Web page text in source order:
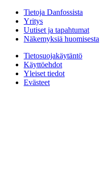
Tietoja Danfossista
Yritys
Uutiset ja tapahtumat
Näkemyksiä huomisesta
Tietosuojakäytäntö
Käyttöehdot
Yleiset tiedot
Evästeet